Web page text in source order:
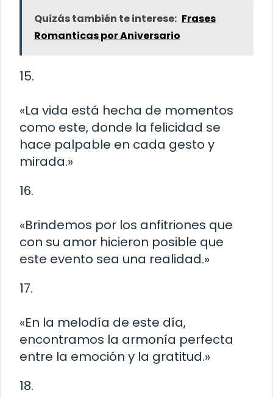
Quizás también te interese: Frases
Romanticas por Aniversario
15.
«La vida está hecha de momentos
como este, donde la felicidad se
hace palpable en cada gesto y
mirada.»
16.
«Brindemos por los anfitriones que
con su amor hicieron posible que
este evento sea una realidad.»
17.
«En la melodía de este día,
encontramos la armonía perfecta
entre la emoción y la gratitud.»
18.